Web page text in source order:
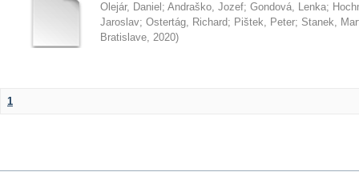
Olejár, Daniel ; Andraško, Jozef; Gondová, Lenka;
Jaroslav; Ostertág, Richard; Pištek, Peter; Stanek,
Bratislave, 2020)
1